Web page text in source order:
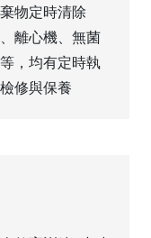
物定時清除
離心機、無菌
，均有定時執
修與保養